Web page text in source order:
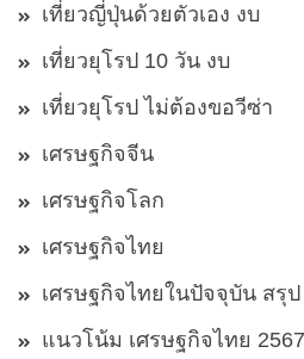
เที่ยวญี่ปุ่นด้วยตัวเอง งบ
เที่ยวยุโรป 10 วัน งบ
เที่ยวยุโรป ไม่ต้องขอวีซ่า
เศรษฐกิจจีน
เศรษฐกิจโลก
เศรษฐกิจไทย
เศรษฐกิจไทยในปัจจุบัน สรุป
แนวโน้ม เศรษฐกิจไทย